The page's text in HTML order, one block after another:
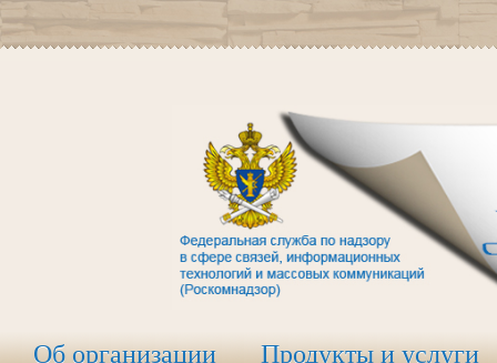
Об организации Продукты и услуги